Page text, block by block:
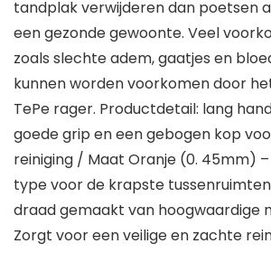
tandplak verwijderen dan poetsen
een gezonde gewoonte. Veel
zoals slechte adem, gaatjes en
kunnen worden voorkomen door
TePe rager. Productdetail: lang
goede grip en een gebogen kop
reiniging / Maat Oranje (0. 45mm)
type voor de krapste
draad gemaakt van hoogwaardige
Zorgt voor een veilige en zachte